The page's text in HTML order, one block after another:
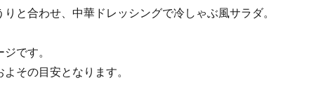
と合わせ、中華ドレッシングで冷しゃぶ風サラダ。
です。
その目安となります。